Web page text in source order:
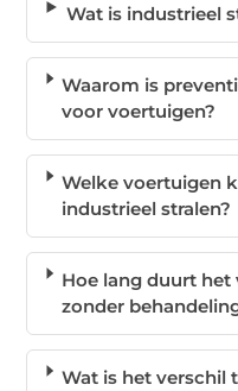
Wat is industrieel
Waarom is
voor voertuigen?
Welke voertuigen
industrieel stralen?
Hoe lang duurt
zonder
Wat is het verschil